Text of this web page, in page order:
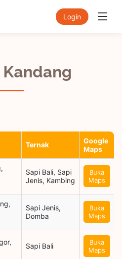
Login
Ternak
Google
Maps
Sapi Bali, Sapi
Jenis, Kambing
Buka
Maps
Sapi Jenis,
Domba
Buka
Maps
Sapi Bali
Buka
Maps